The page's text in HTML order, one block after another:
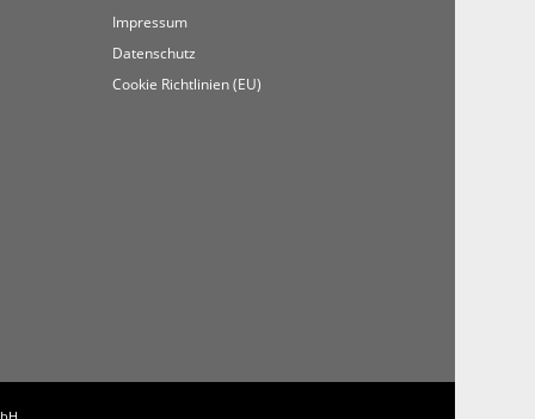
Impressum
Datenschutz
Cookie Richtlinien (EU)